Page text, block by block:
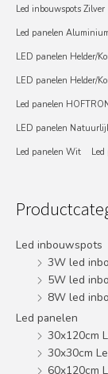
Led inbouwspots Zilver
Led panelen
LED panelen Helder/
LED panelen Helder/
Led panelen
LED panelen
Led panelen Wit
Led inbouwspots
3W led
5W led
8W led
Led panelen
30x120cm
30x30cm
60x120cm